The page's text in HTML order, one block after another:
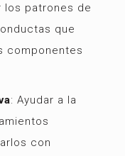
los patrones de
que
componentes
: Ayudar a la
con